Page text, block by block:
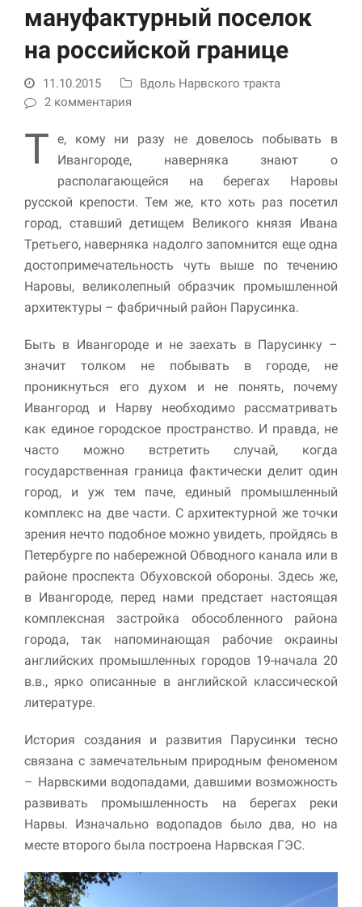
мануфактурный поселок
на российской границе
11.10.2015
Вдоль Нарвского тракта
2 комментария
Т е, кому ни разу не довелось побывать в
Ивангороде, наверняка знают о
располагающейся на берегах Наровы
русской крепости. Тем же, кто хоть раз посетил
город, ставший детищем Великого князя Ивана
Третьего, наверняка надолго запомнится еще одна
достопримечательность чуть выше по течению
Наровы, великолепный образчик промышленной
архитектуры – фабричный район Парусинка.
Быть в Ивангороде и не заехать в Парусинку –
значит толком не побывать в городе, не
проникнуться его духом и не понять, почему
Ивангород и Нарву необходимо рассматривать
как единое городское пространство. И правда, не
часто можно встретить случай, когда
государственная граница фактически делит один
город, и уж тем паче, единый промышленный
комплекс на две части. С архитектурной же точки
зрения нечто подобное можно увидеть, пройдясь в
Петербурге по набережной Обводного канала или в
районе проспекта Обуховской обороны. Здесь же,
в Ивангороде, перед нами предстает настоящая
комплексная застройка обособленного района
города, так напоминающая рабочие окраины
английских промышленных городов 19-начала 20
в.в., ярко описанные в английской классической
литературе.
История создания и развития Парусинки тесно
связана с замечательным природным феноменом
– Нарвскими водопадами, давшими возможность
развивать промышленность на берегах реки
Нарвы. Изначально водопадов было два, но на
месте второго была построена Нарвская ГЭС.
Использование
необходимы для
функционирования
веб-сайта.
Статистика и
аналитика
Для того чтобы
улучшить
и структуру веб-
сайта, исходя из
используется.
Пользовательский
опыт
Для обеспечения
максимально
эффективной работы
нашего сайта во
время вашего
посещения, отказ от
использования этих
файлов cookie
приведет к
исчезновению
некоторых функций
сайта.
Маркетинг
Делясь своими
интересами и
сайта, вы повышаете
вероятность того, что
персонализированный
контент и
предложения.